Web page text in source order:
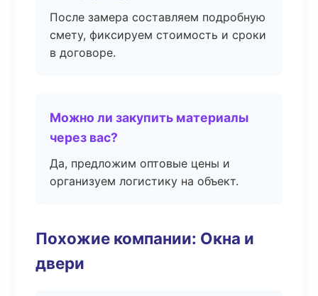
После замера составляем подробную
смету, фиксируем стоимость и сроки
в договоре.
Можно ли закупить материалы
через вас?
Да, предложим оптовые цены и
организуем логистику на объект.
Похожие компании: Окна и
двери